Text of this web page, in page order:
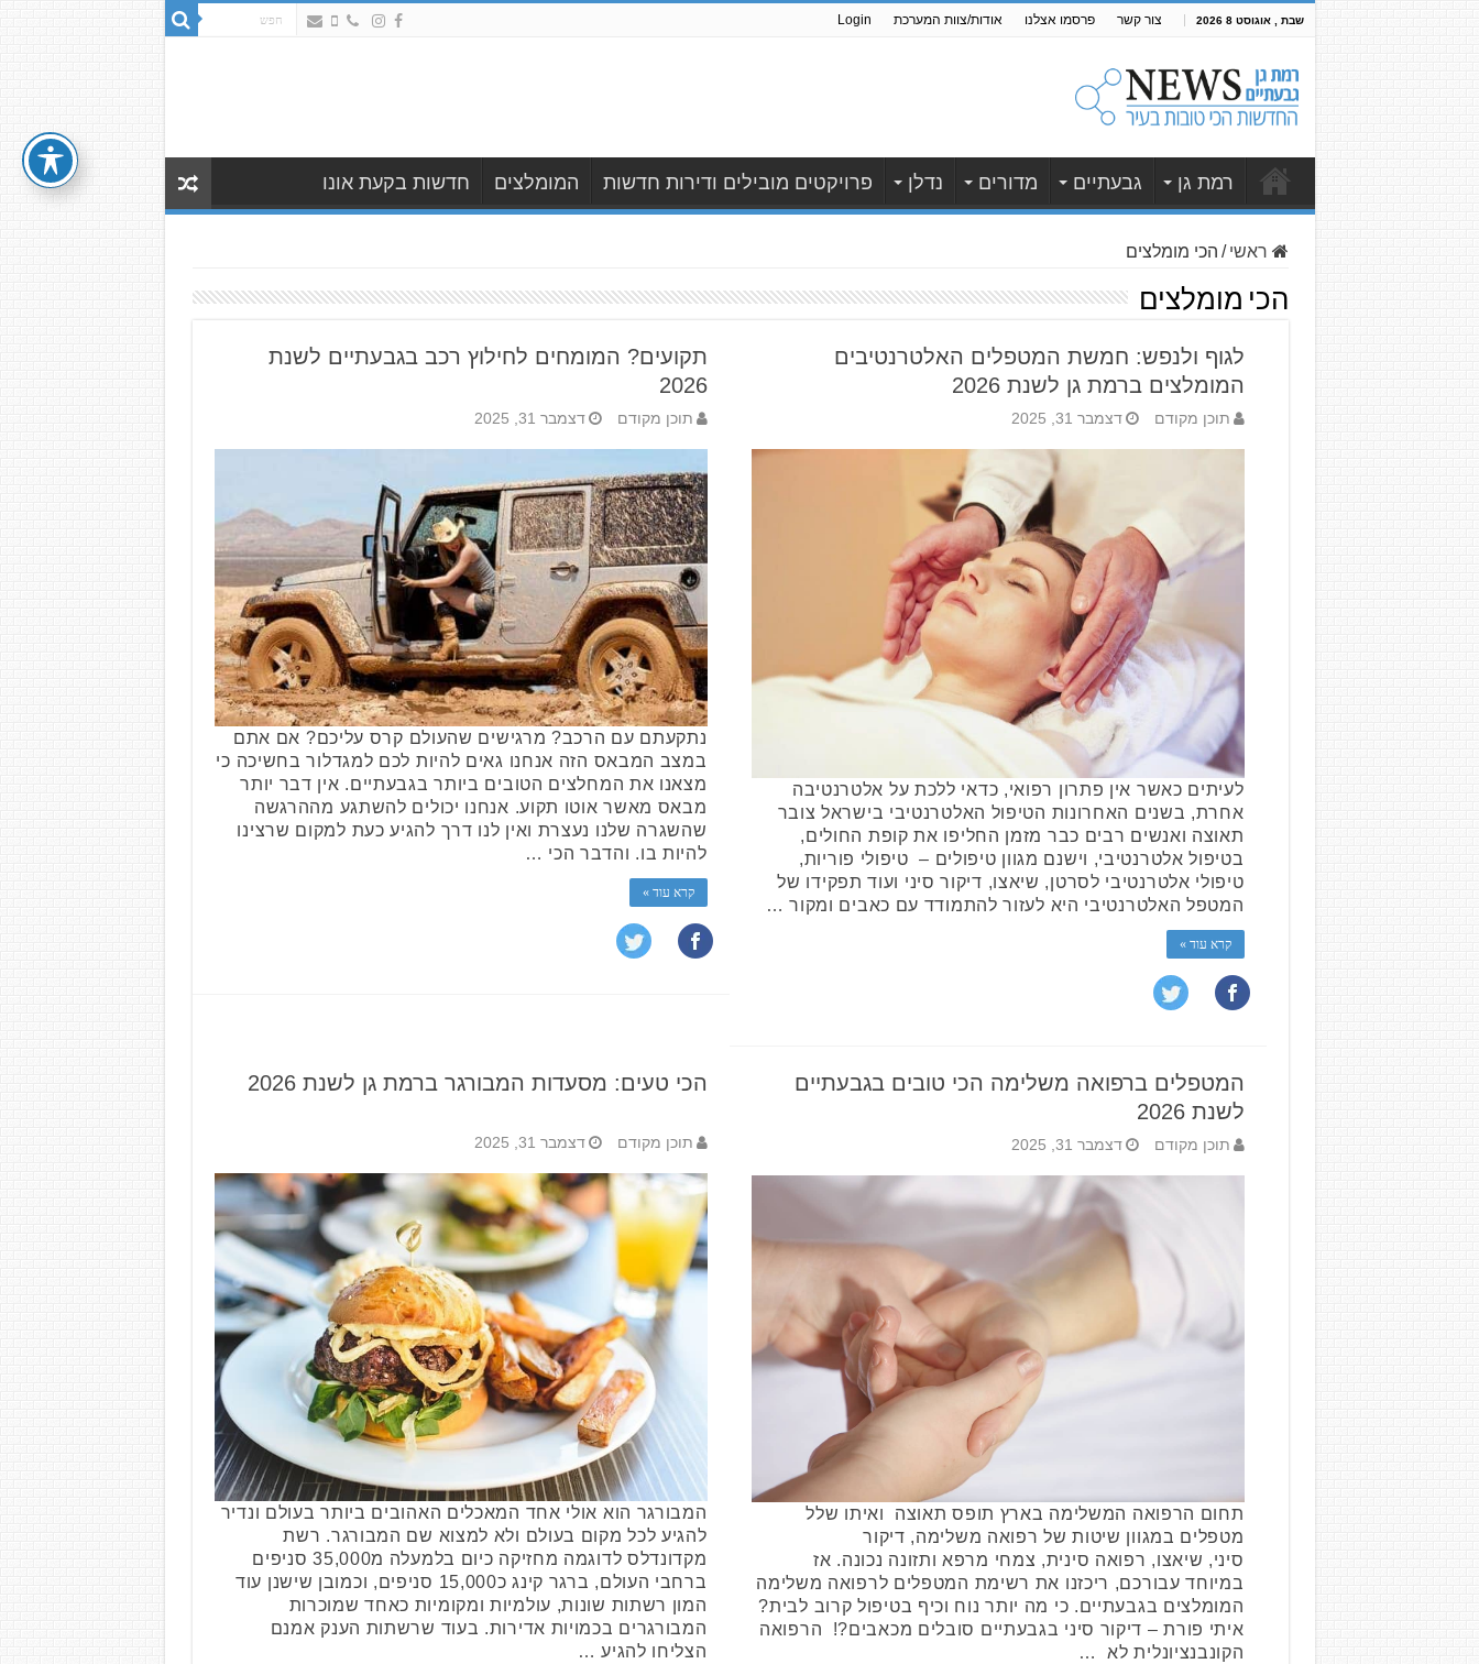
שבת , אוגוסט 8 2026 צור קשר פרסמו אצלנו אודות/צוות המערכת Login
רמת גן גבעתיים מדורים נדלן פרויקטים מובילים ודירות חדשות המומלצים חדשות בקעת אונו
ראשי / הכי מומלצים
הכי מומלצים
תקועים? המומחים לחילוץ רכב בגבעתיים לשנת
2026
תוכן מקודם דצמבר 31, 2025
נתקעתם עם הרכב? מרגישים שהעולם קרס עליכם? אם אתם
במצב המבאס הזה אנחנו גאים להיות לכם למגדלור בחשיכה כי
מצאנו את המחלצים הטובים ביותר בגבעתיים. אין דבר יותר
מבאס מאשר אוטו תקוע. אנחנו יכולים להשתגע מההרגשה
שהשגרה שלנו נעצרת ואין לנו דרך להגיע כעת למקום שרצינו
להיות בו. והדבר הכי …
קרא עוד »
לגוף ולנפש: חמשת המטפלים האלטרנטיבים
המומלצים ברמת גן לשנת 2026
תוכן מקודם דצמבר 31, 2025
לעיתים כאשר אין פתרון רפואי, כדאי ללכת על אלטרנטיבה
אחרת, בשנים האחרונות הטיפול האלטרנטיבי בישראל צובר
תאוצה ואנשים רבים כבר מזמן החליפו את קופת החולים,
בטיפול אלטרנטיבי, וישנם מגוון טיפולים – טיפולי פוריות,
טיפולי אלטרנטיבי לסרטן, שיאצו, דיקור סיני ועוד תפקידו של
המטפל האלטרנטיבי היא לעזור להתמודד עם כאבים ומקור …
קרא עוד »
הכי טעים: מסעדות המבורגר ברמת גן לשנת 2026
תוכן מקודם דצמבר 31, 2025
המבורגר הוא אולי אחד המאכלים האהובים ביותר בעולם ונדיר
להגיע לכל מקום בעולם ולא למצוא שם המבורגר. רשת
מקדונדלס לדוגמה מחזיקה כיום בלמעלה מ35,000 סניפים
ברחבי העולם, ברגר קינג כ15,000 סניפים, וכמובן שישנן עוד
המון רשתות שונות, עולמיות ומקומיות כאחד שמוכרות
המבורגרים בכמויות אדירות. בעוד שרשתות הענק אמנם
הצליחו להגיע …
המטפלים ברפואה משלימה הכי טובים בגבעתיים
לשנת 2026
תוכן מקודם דצמבר 31, 2025
תחום הרפואה המשלימה בארץ תופס תאוצה ואיתו שלל
מטפלים במגוון שיטות של רפואה משלימה, דיקור
סיני, שיאצו, רפואה סינית, צמחי מרפא ותזונה נכונה. אז
במיוחד עבורכם, ריכזנו את רשימת המטפלים לרפואה משלימה
המומלצים בגבעתיים. כי מה יותר נוח וכיף בטיפול קרוב לבית?
איתי פורת – דיקור סיני בגבעתיים סובלים מכאבים?! הרפואה
הקונבנציונלית לא …